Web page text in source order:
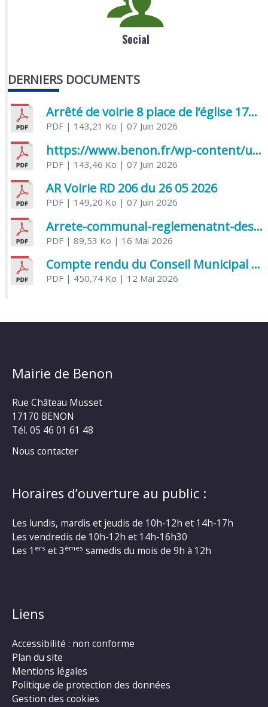
Social
DERNIERS DOCUMENTS
Arrêté de voirie 8 place de l’église 17170 Benon
PDF| 143,21 Ko | 07 Juin 2026
https://www.benon.fr/wp-content/uploads/2026/06/AR-Voirie-Chemin-de-Lafond-du-26-05-2026.pdf
PDF| 143,46 Ko | 07 Juin 2026
AR Voirie RD 206 du 26 05 2026
PDF| 149,20 Ko | 07 Juin 2026
Arrete-communal-reglemenatnt-des-bruits-de-voisinage-et-des-activites-bruyantes
PDF| 89,53 Ko | 16 Mai 2026
Compte rendu du Conseil Municipal du 06 mai 2026
PDF| 450,74 Ko | 12 Mai 2026
Mairie de Benon
Rue Château Musset
17170 BENON
Tél. 05 46 01 61 48
Nous contacter
Horaires d’ouverture au public :
Les lundis, mardis et jeudis de 10h-12h et 14h-17h
Les vendredis de 10h-12h et 14h-16h30
Les 1 ers et 3 èmes samedis du mois de 9h à 12h
Liens
Accessibilité : non conforme
Plan du site
Mentions légales
Politique de protection des données
Gestion des cookies